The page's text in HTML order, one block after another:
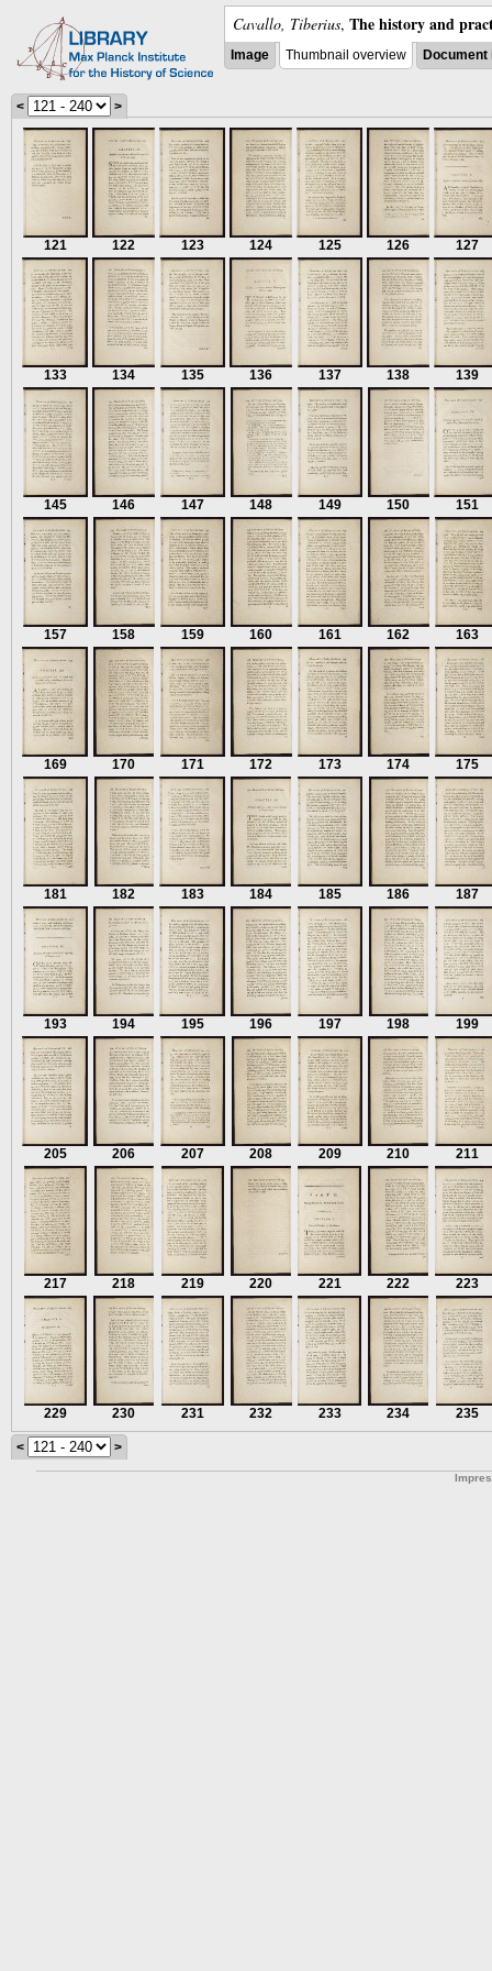
Cavallo, Tiberius, The history and
Image Thumbnail overview
< >
121 122 123 124 125 126 127
133 134 135 136 137 138 139
145 146 147 148 149 150 151
157 158 159 160 161 162 163
169 170 171 172 173 174 175
181 182 183 184 185 186 187
193 194 195 196 197 198 199
205 206 207 208 209 210 211
217 218 219 220 221 222 223
229 230 231 232 233 234 235
< >